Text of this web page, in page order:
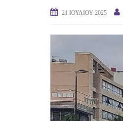
21 ΙΟΥΛΊΟΥ 2025